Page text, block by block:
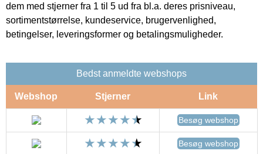
dem med stjerner fra 1 til 5 ud fra bl.a. deres prisniveau,
sortimentstørrelse, kundeservice, brugervenlighed,
betingelser, leveringsformer og betalingsmuligheder.
Bedst anmeldte webshops
Webshop Stjerner Link
Besøg webshop
Besøg webshop